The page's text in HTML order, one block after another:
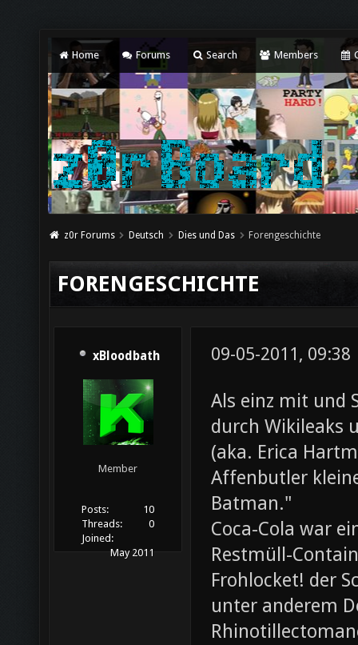
Home Forums Search Members
z0r Forums Deutsch Dies und Das Forengeschichte
FORENGESCHICHTE
xBloodbath
Member
Posts:
10
Threads:
0
Joined:
May 2011
09-05-2011, 09:38
Als einz mit und
durch Wikileaks
(aka. Erica
Affenbutler
Batman."
Coca-Cola war
Restmüll-
Frohlocket! der
unter anderem